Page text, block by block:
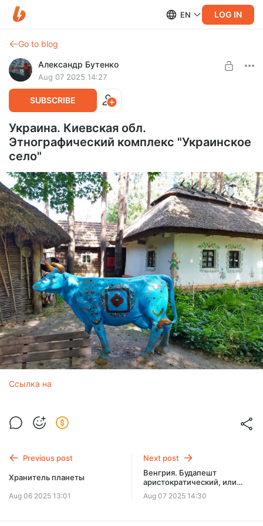
EN LOG IN
Go to blog
Александр Бутенко
Aug 07 2025 14:27
SUBSCRIBE
Украина. Киевская обл.
Этнографический комплекс "Украинское
село"
Ссылка на
Previous post
Хранитель планеты
Aug 06 2025 13:01
Next post
Венгрия. Будапешт
аристократический, или
чего больше всего боятся
венгры
Aug 07 2025 14:30